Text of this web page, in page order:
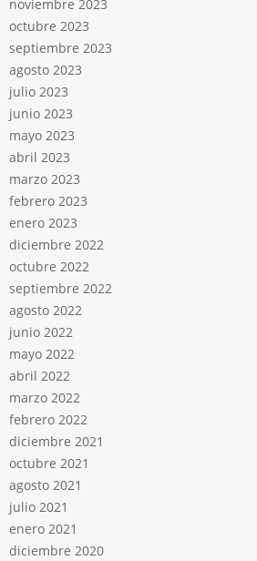
noviembre 2023
octubre 2023
septiembre 2023
agosto 2023
julio 2023
junio 2023
mayo 2023
abril 2023
marzo 2023
febrero 2023
enero 2023
diciembre 2022
octubre 2022
septiembre 2022
agosto 2022
junio 2022
mayo 2022
abril 2022
marzo 2022
febrero 2022
diciembre 2021
octubre 2021
agosto 2021
julio 2021
enero 2021
diciembre 2020